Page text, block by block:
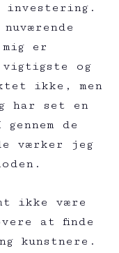
er
vigtigste og
ikke, men
set en
de
værker jeg
ikke være
at finde
kunstnere.